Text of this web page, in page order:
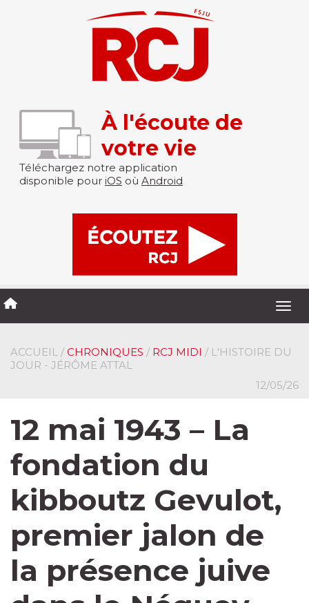
À l'écoute de
votre vie
Téléchargez notre application
disponible pour iOS où Android
ACCUEIL / CHRONIQUES / RCJ MIDI / L'HISTOIRE DU
JOUR - JÉRÔME ATTAL
12/05/26
12 mai 1943 – La
fondation du
kibboutz Gevulot,
premier jalon de
la présence juive